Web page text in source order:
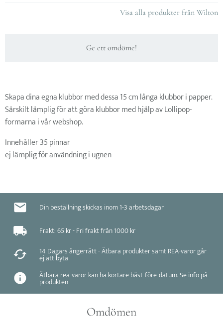
Visa alla produkter från Wilton
Ge ett omdöme!
Skapa dina egna klubbor med dessa 15 cm långa klubbor i papper.
Särskilt lämplig för att göra klubbor med hjälp av Lollipop-
formarna i vår webshop.
Innehåller 35 pinnar
ej lämplig för användning i ugnen
Din beställning skickas inom 1-3 arbetsdagar
Frakt: 65 kr - Fri frakt från 1000 kr
14 Dagars ångerrätt - Ätbara produkter samt REA-varor går
ej att byta
Ätbara rea-varor kan ha kortare bäst-före-datum. Se info på
produkten
Omdömen